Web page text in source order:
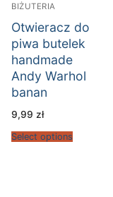
BIŻUTERIA
Otwieracz do
piwa butelek
handmade
Andy Warhol
banan
9,99 zł
Select options